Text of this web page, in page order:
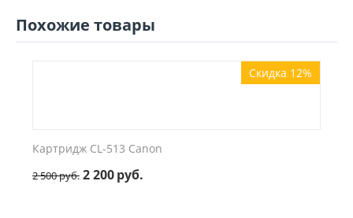
Похожие товары
Скидка 12%
Картридж CL-513 Canon
2 500руб. 2 200руб.